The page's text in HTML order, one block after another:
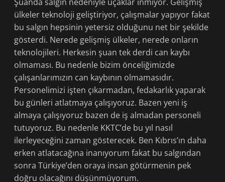
ülkeler teknoloji geliştiriyor, çalışmalar yapıyor fakat
bu salgın hepsinin yetersiz olduğunu net bir şekilde
gösterdi. Nerede gelişmiş ülkeler, nerede onların
teknolojileri. Herkesin şuan tek derdi can kaybı
olmaması. Bu nedenle bizim önceliğimizde
çalışanlarımızın can kaybının olmamasıdır.
Personelimizi işten çıkarmadan, fedakarlık yaparak
bu günleri atlatmaya çalışıyoruz. Bazen yeni iş
almaya çalışıyoruz bazen de iş almadan personeli
tutuyoruz. Bu nedenle KKTC’de bu yıl nasıl
ilerleyeceğini zaman gösterecek. Ben Kıbrıs’ın daha
erken atlatacağına inanıyorum fakat bu salgından
sonra Türkiye’den oraya insan götürmenin pek
doğru olacağını düşünmüyorum.